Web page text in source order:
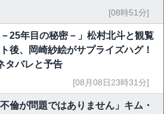
[08時51分]
－25年目の秘密－」松村北斗と観覧
後、岡崎紗絵がサプライズハグ！
タバレと予告
[08月08日23時31分]
不倫が問題ではありません」キム・